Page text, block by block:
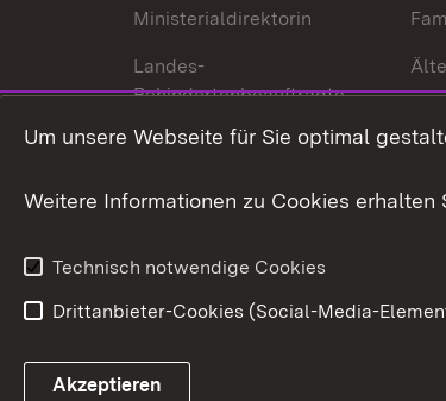
Ministerialdirektorin
Landes-
Behindertenbeauftragte
Bürgerreferent
Karriere
Link zum Landesportal
Um unsere Webseite für Sie optimal
Weitere Informationen zu Cookies erhalten
Technisch notwendige Cookies
Drittanbieter-Cookies (Social-Media-
Akzeptieren